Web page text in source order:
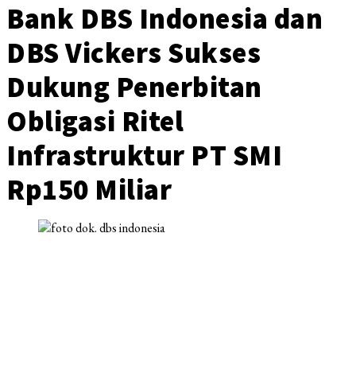
Bank DBS Indonesia dan
DBS Vickers Sukses
Dukung Penerbitan
Obligasi Ritel
Infrastruktur PT SMI
Rp150 Miliar